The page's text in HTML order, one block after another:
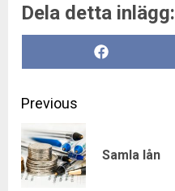
Dela detta inlägg:
Dela
på
Facebook
Post
navigation
Previous
Samla lån